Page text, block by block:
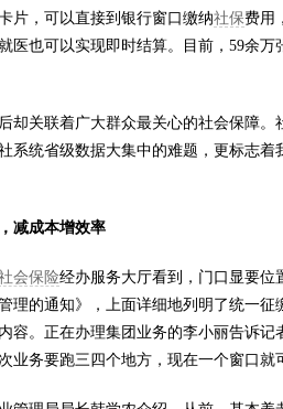
，可以直接到银行窗口缴纳社保费用
医也可以实现即时结算。目前，59余万
关联着广大群众最关心的社会保障。
系统省级数据大集中的难题，更标志着
成本增效率
会保险经办服务大厅看到，门口显要位
理的通知》，上面详细地列明了统一
容。正在办理集团业务的李小丽告诉
业务要跑三四个地方，现在一个窗口就